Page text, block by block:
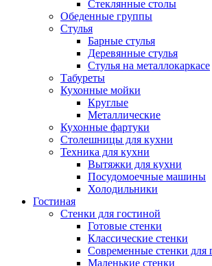
Стеклянные столы
Обеденные группы
Стулья
Барные стулья
Деревянные стулья
Стулья на металлокаркасе
Табуреты
Кухонные мойки
Круглые
Металлические
Кухонные фартуки
Столешницы для кухни
Техника для кухни
Вытяжки для кухни
Посудомоечные машины
Холодильники
Гостиная
Стенки для гостиной
Готовые стенки
Классические стенки
Современные стенки для
Маленькие стенки